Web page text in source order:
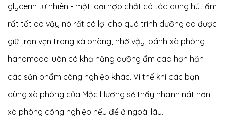
glycerin tự nhiên - một loại hợp chất có tác dụng hút ẩm
rất tốt do vậy nó rất có lợi cho quá trình dưỡng da được
giữ trọn vẹn trong xà phòng, nhờ vậy, bánh xà phòng
handmade luôn có khả năng dưỡng ẩm cao hơn hẳn
các sản phẩm công nghiệp khác. Vì thế khi các bạn
dùng xà phòng của Mộc Hương sẽ thấy nhanh nát hơn
xà phòng công nghiệp nếu để ở ngoài lâu.